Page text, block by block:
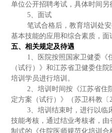
单位公开招聘考试，具体时间另
5、面试
笔试合格后，教育培训处
基本技能的应用和综合素质，面
五、相关规定及待遇
1、医院按照国家卫健委《
（试行）》和江苏省卫健委住
培训学员进行培训。
2、培训时间按《江苏省住
定方案（试行）》（苏卫科教〔
3、培训结束时，进行以临
技能考核，通过结业考核者，
制式的《住院医师规范化培训